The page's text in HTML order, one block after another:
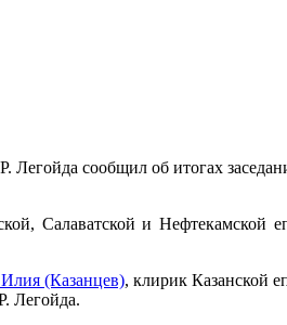
сообщил об итогах
Салаватской и Нефтекамской
(Казанцев), клирик Казанской
Легойда.